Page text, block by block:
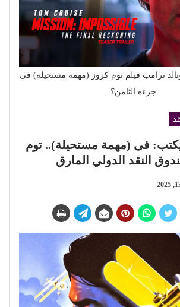
ترامب فيلم توم كروز (مهمة مستحيلة) فى
جزءه الثامن؟
فى (مهمة مستحيلة).. توم
النقد الدولي المارق